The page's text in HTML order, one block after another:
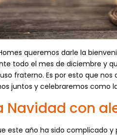
queremos darle la
todo el mes de diciembre y
fraterno. Es por esto que
juntos y celebraremos como
Navidad con
este año ha sido complicado